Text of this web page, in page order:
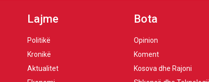
Lajme
Politikë
Kronikë
Aktualitet
Bota
Opinion
Koment
Kosova dhe Rajoni